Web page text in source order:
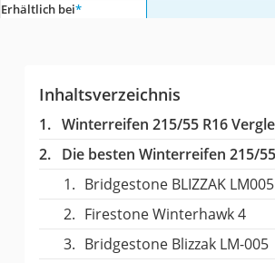
Erhältlich bei*
Inhaltsverzeichnis
Winterreifen 215/55 R16
Die besten Winterreifen 215/
Bridgestone BLIZZAK LM005
Firestone Winterhawk 4
Bridgestone Blizzak LM-005